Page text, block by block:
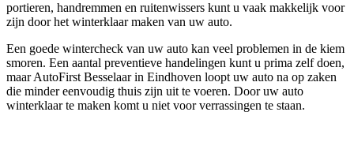
portieren, handremmen en ruitenwissers kunt u vaak makkelijk voor
zijn door het winterklaar maken van uw auto.
Een goede wintercheck van uw auto kan veel problemen in de kiem
smoren. Een aantal preventieve handelingen kunt u prima zelf doen,
maar AutoFirst Besselaar in Eindhoven loopt uw auto na op zaken
die minder eenvoudig thuis zijn uit te voeren. Door uw auto
winterklaar te maken komt u niet voor verrassingen te staan.